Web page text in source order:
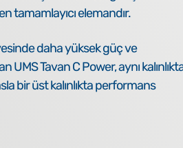
tamamlayıcı elemandır.
daha yüksek güç ve
UMS Tavan C Power, aynı
bir üst kalınlıkta performans